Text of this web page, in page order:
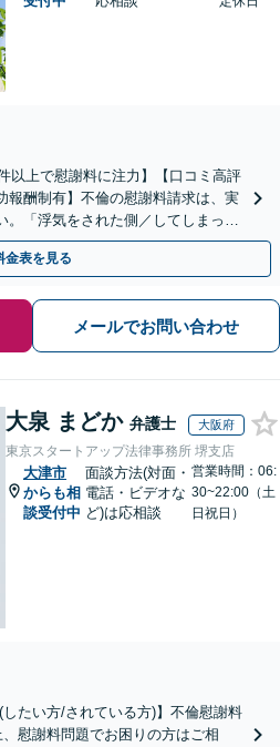
以上で慰謝料に注力】【口コミ高評
報酬制有】不倫の慰謝料請求は、実
。「浮気をされた側／してしまった
金表を見る
メールでお問い合わせ
大泉 まどか 弁護士 大阪府
東京スタートアップ法律事務所 堺支店
大津市
からも相
談受付中
面談方法(対面・
電話・ビデオな
ど)は応相談
営業時間：06:
30~22:00（土
日祝日）
したい方/されている方)】不倫慰謝料
慰謝料問題でお困りの方はご相